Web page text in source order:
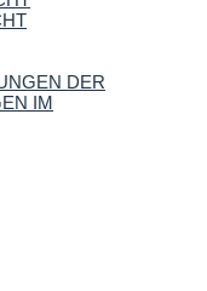
DER
IM